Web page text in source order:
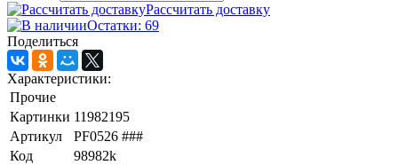
Рассчитать доставку
Остатки: 69
Поделиться
Характеристики:
Прочие
Картинки 11982195
Артикул
PF0526 ###
Код
98982k